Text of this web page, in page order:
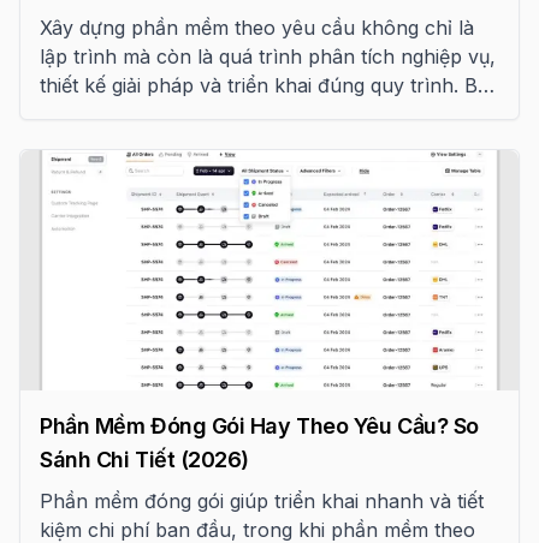
Xây dựng phần mềm theo yêu cầu không chỉ là
lập trình mà còn là quá trình phân tích nghiệp vụ,
thiết kế giải pháp và triển khai đúng quy trình. Bài
ro thường gặp và checklist hợp đồng trước khi
bắt đầu dự án.
Phần Mềm Đóng Gói Hay Theo Yêu Cầu? So
Sánh Chi Tiết (2026)
Phần mềm đóng gói giúp triển khai nhanh và tiết
kiệm chi phí ban đầu, trong khi phần mềm theo